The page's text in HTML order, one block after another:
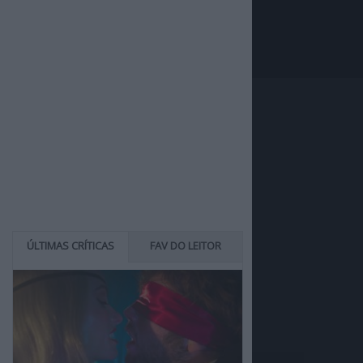
ÚLTIMAS CRÍTICAS FAV DO LEITOR